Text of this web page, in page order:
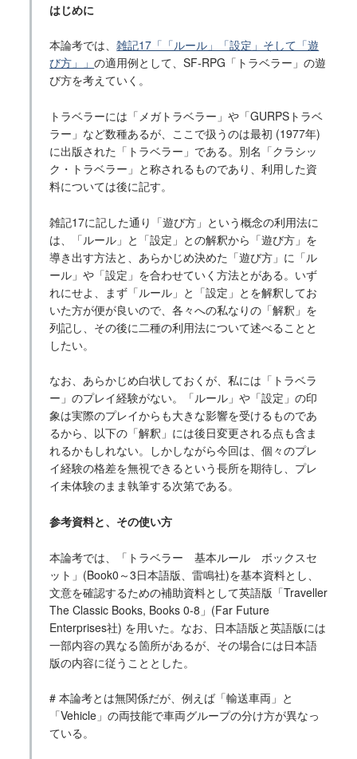
はじめに
本論考では、雑記17「「ルール」「設定」そして「遊
び方」」の適用例として、SF-RPG「トラベラー」の遊
び方を考えていく。
トラベラーには「メガトラベラー」や「GURPSトラベ
ラー」など数種あるが、ここで扱うのは最初 (1977年)
に出版された「トラベラー」である。別名「クラシッ
ク・トラベラー」と称されるものであり、利用した資
料については後に記す。
雑記17に記した通り「遊び方」という概念の利用法に
は、「ルール」と「設定」との解釈から「遊び方」を
導き出す方法と、あらかじめ決めた「遊び方」に「ル
ール」や「設定」を合わせていく方法とがある。いず
れにせよ、まず「ルール」と「設定」とを解釈してお
いた方が便が良いので、各々への私なりの「解釈」を
列記し、その後に二種の利用法について述べることと
したい。
なお、あらかじめ白状しておくが、私には「トラベラ
ー」のプレイ経験がない。「ルール」や「設定」の印
象は実際のプレイからも大きな影響を受けるものであ
るから、以下の「解釈」には後日変更される点も含ま
れるかもしれない。しかしながら今回は、個々のプレ
イ経験の格差を無視できるという長所を期待し、プレ
イ未体験のまま執筆する次第である。
参考資料と、その使い方
本論考では、「トラベラー 基本ルール ボックスセ
ット」(Book0～3日本語版、雷鳴社)を基本資料とし、
文意を確認するための補助資料として英語版「Traveller
The Classic Books, Books 0-8」(Far Future
Enterprises社) を用いた。なお、日本語版と英語版には
一部内容の異なる箇所があるが、その場合には日本語
版の内容に従うこととした。
# 本論考とは無関係だが、例えば「輸送車両」と
「Vehicle」の両技能で車両グループの分け方が異なっ
ている。